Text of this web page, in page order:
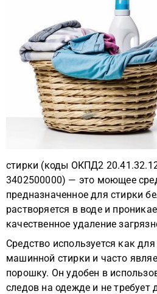
стирки (коды ОКПД2
3402500000) — это моющее
предназначенное для стирки
растворяется в воде и
качественное удаление
Средство используется как
машинной стирки и часто
порошку. Он удобен в
следов на одежде и не требует